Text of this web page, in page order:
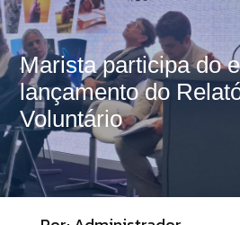
Marista participa do
lançamento do
Voluntário